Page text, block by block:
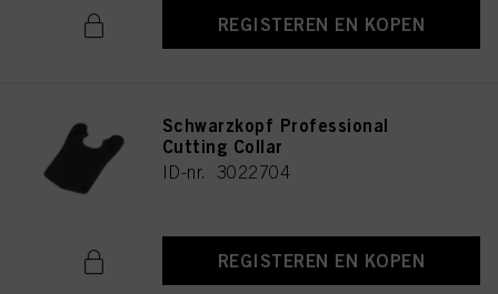
REGISTEREN EN KOPEN
Schwarzkopf Professional
Cutting Collar
ID-nr. 3022704
REGISTEREN EN KOPEN